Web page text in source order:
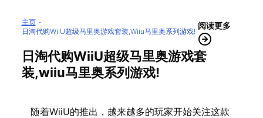
主页
日淘代购WiiU超级马里奥游戏套装,wiiu马里奥系列游戏!
阅读更多
日淘代购WiiU超级马里奥游戏套
装,wiiu马里奥系列游戏!
随着WiiU的推出，越来越多的玩家开始关注这款